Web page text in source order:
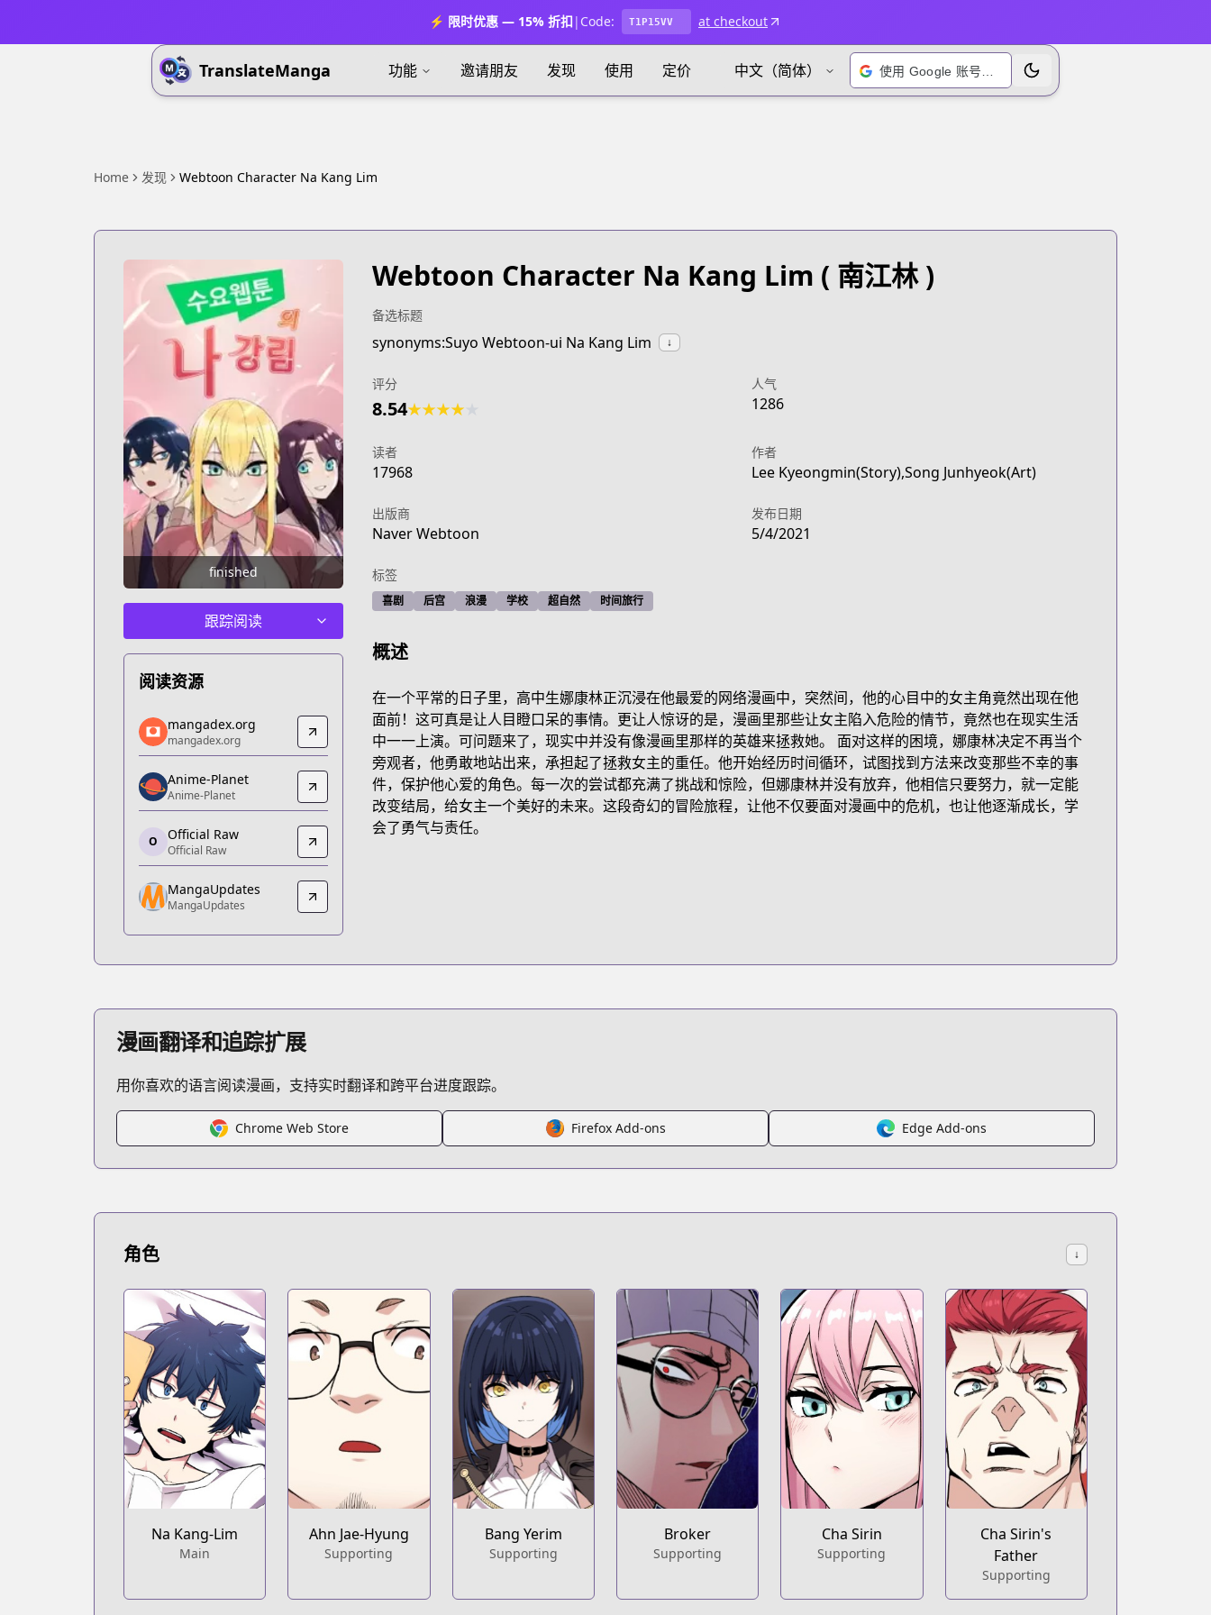
⚡ 限时优惠 — 15% 折扣 | Code: T1P15VV at checkout
TranslateManga 功能 邀请朋友 发现 使用 定价 中文（简体） 切换主题
Home 发现 Webtoon Character Na Kang Lim
finished
跟踪阅读
阅读资源
mangadex.org
mangadex.org
https://mangadex.org/title/38f386ce-f2dc-4f2b-99f9-522eab56078d
Anime-Planet
Anime-Planet
https://www.anime-planet.com/manga/webtoon-character-na-kang-lim
Official Raw
Official Raw
https://comic.naver.com/webtoon/list.nhn?titleId=771718
MangaUpdates
MangaUpdates
mangadex.org
mangadex.org
Anime-Planet
Anime-Planet
O Official Raw
Official Raw
MangaUpdates
MangaUpdates
Webtoon Character Na Kang Lim ( 南江林 )
备选标题
synonyms:Suyo Webtoon-ui Na Kang Lim ↓
评分
8.54★★★★
人气
1286
读者
17968
作者
Lee Kyeongmin(Story),Song Junhyeok(Art)
出版商
Naver Webtoon
发布日期
5/4/2021
标签
喜剧 后宫 浪漫 学校 超自然 时间旅行
概述
在一个平常的日子里，高中生娜康林正沉浸在他最爱的网络漫画中，突然间，他的心目中的女主角竟然出现在他
面前！这可真是让人目瞪口呆的事情。更让人惊讶的是，漫画里那些让女主陷入危险的情节，竟然也在现实生活
中一一上演。可问题来了，现实中并没有像漫画里那样的英雄来拯救她。 面对这样的困境，娜康林决定不再当个
旁观者，他勇敢地站出来，承担起了拯救女主的重任。他开始经历时间循环，试图找到方法来改变那些不幸的事
件，保护他心爱的角色。每一次的尝试都充满了挑战和惊险，但娜康林并没有放弃，他相信只要努力，就一定能
改变结局，给女主一个美好的未来。这段奇幻的冒险旅程，让他不仅要面对漫画中的危机，也让他逐渐成长，学
会了勇气与责任。
漫画翻译和追踪扩展
用你喜欢的语言阅读漫画，支持实时翻译和跨平台进度跟踪。
Chrome Web Store Firefox Add-ons Edge Add-ons
角色 ↓
Na Kang-Lim
Main
Ahn Jae-Hyung
Supporting
Bang Yerim
Supporting
Broker
Supporting
Cha Sirin
Supporting
Cha Sirin's
Father
Supporting